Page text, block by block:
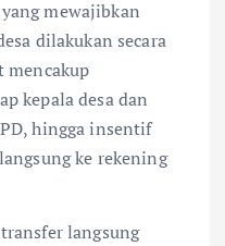
mewajibkan
dilakukan secara
mencakup
kepala desa dan
hingga insentif
ke rekening
langsung